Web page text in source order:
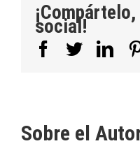
social!
Facebook
Twitter
Sobre el